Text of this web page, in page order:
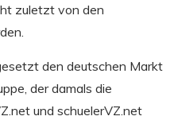
zuletzt von den
den deutschen Markt
der damals die
und schuelerVZ.net